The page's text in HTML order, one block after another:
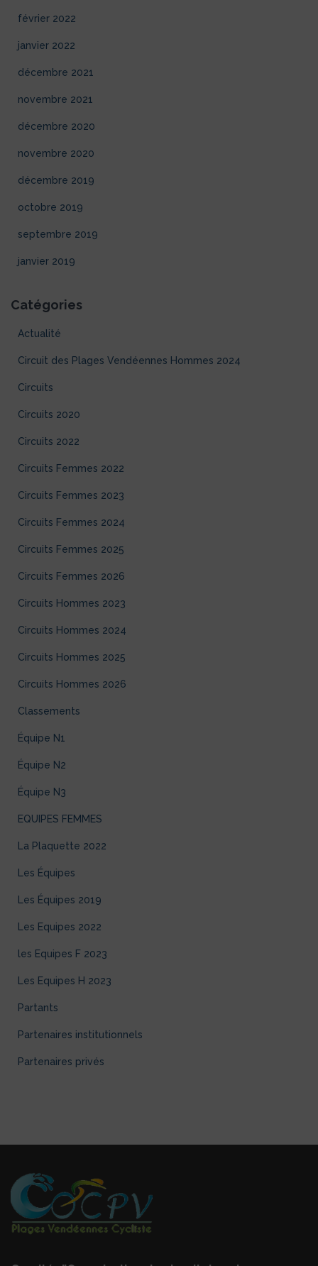
février 2022
janvier 2022
décembre 2021
novembre 2021
décembre 2020
novembre 2020
décembre 2019
octobre 2019
septembre 2019
janvier 2019
Catégories
Actualité
Circuit des Plages Vendéennes Hommes 2024
Circuits
Circuits 2020
Circuits 2022
Circuits Femmes 2022
Circuits Femmes 2023
Circuits Femmes 2024
Circuits Femmes 2025
Circuits Femmes 2026
Circuits Hommes 2023
Circuits Hommes 2024
Circuits Hommes 2025
Circuits Hommes 2026
Classements
Équipe N1
Équipe N2
Équipe N3
EQUIPES FEMMES
La Plaquette 2022
Les Équipes
Les Équipes 2019
Les Equipes 2022
les Equipes F 2023
Les Equipes H 2023
Partants
Partenaires institutionnels
Partenaires privés